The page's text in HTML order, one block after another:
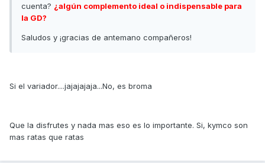
cuenta? ¿algún complemento ideal o indispensable para
la GD?
Saludos y ¡gracias de antemano compañeros!
Si el variador....jajajajaja...No, es broma
Que la disfrutes y nada mas eso es lo importante. Si, kymco son
mas ratas que ratas